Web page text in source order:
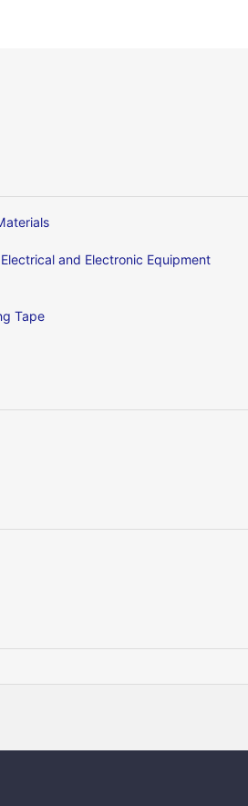
and Electronic Equipment
Tape